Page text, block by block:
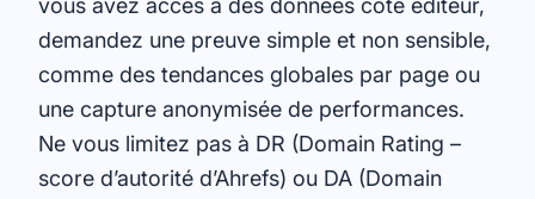
vous avez accès à des données côté éditeur,
demandez une preuve simple et non sensible,
comme des tendances globales par page ou
une capture anonymisée de performances.
Ne vous limitez pas à DR (Domain Rating –
score d’autorité d’Ahrefs) ou DA (Domain